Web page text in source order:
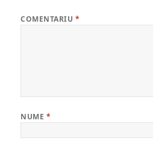
COMENTARIU *
NUME *